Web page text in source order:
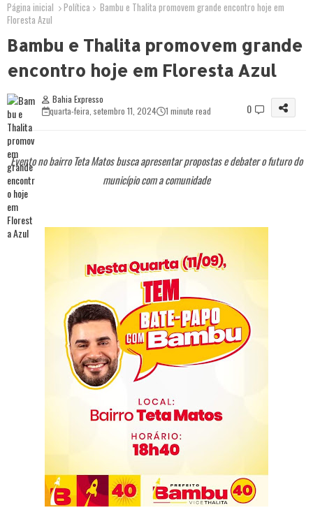
Página inicial Política
Bambu e Thalita promovem grande encontro hoje em
Floresta Azul
Bambu e Thalita promovem grande
encontro hoje em Floresta Azul
Bahia Expresso
quarta-feira, setembro 11, 2024
1 minute read 0
Evento no bairro Teta Matos busca apresentar propostas e debater o futuro do
município com a comunidade